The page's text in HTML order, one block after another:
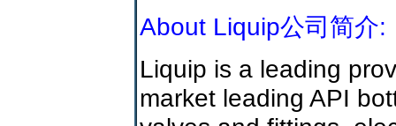
About Liquip公司简介:
Liquip is a leading
market leading API